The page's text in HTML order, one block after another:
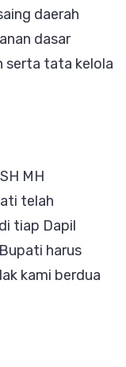
daerah
dasar
serta tata kelola
MH
telah
tiap Dapil
harus
kami berdua